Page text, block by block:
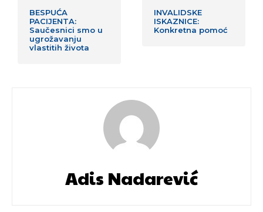
BESPUĆA
PACIJENTA:
Saučesnici smo u
ugrožavanju
vlastitih života
INVALIDSKE
ISKAZNICE:
Konkretna pomoć
Adis Nadarević